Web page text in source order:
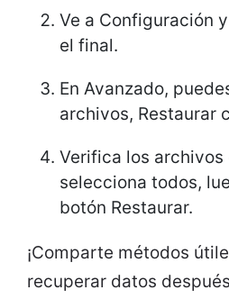
Ve a Configuración
el final.
En Avanzado,
archivos, Restaurar
Verifica los archivos
selecciona todos,
botón Restaurar.
¡Comparte métodos
recuperar datos